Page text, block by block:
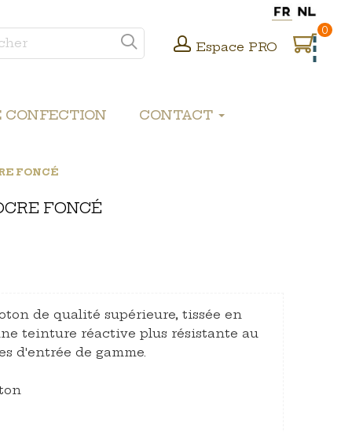
Espace PRO
0
CONFECTION CONTACT
FONCÉ
FONCÉ
de qualité supérieure, tissée en
teinture réactive plus résistante au
d'entrée de gamme.